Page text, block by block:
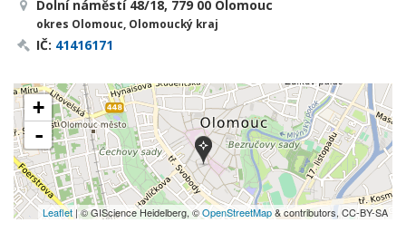
Dolní náměstí 48/18, 779 00 Olomouc
okres Olomouc, Olomoucký kraj
IČ: 41416171
+
-
Leaflet | © GIScience Heidelberg, ©OpenStreetMap& contributors, CC-BY-SA